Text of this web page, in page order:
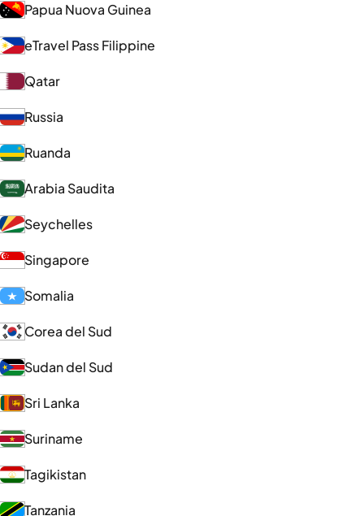
Papua Nuova Guinea
eTravel Pass Filippine
Qatar
Russia
Ruanda
Arabia Saudita
Seychelles
Singapore
Somalia
Corea del Sud
Sudan del Sud
Sri Lanka
Suriname
Tagikistan
Tanzania